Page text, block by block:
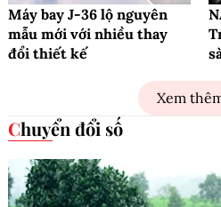
Máy bay J-36 lộ nguyên
mẫu mới với nhiều thay
đổi thiết kế
Xem
Chuyển đổi số